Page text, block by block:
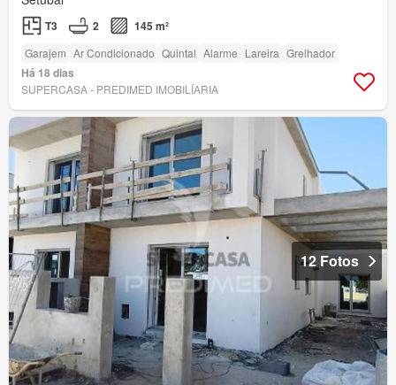
T3 2 145 m²
Garajem Ar Condicionado Quintal Alarme Lareira Grelhador
Há 18 dias
SUPERCASA - PREDIMED IMOBILÍARIA
12 Fotos